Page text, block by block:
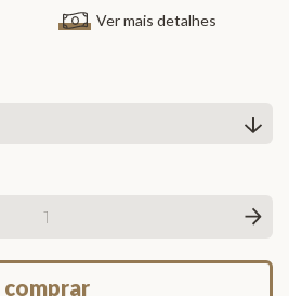
Ver mais detalhes